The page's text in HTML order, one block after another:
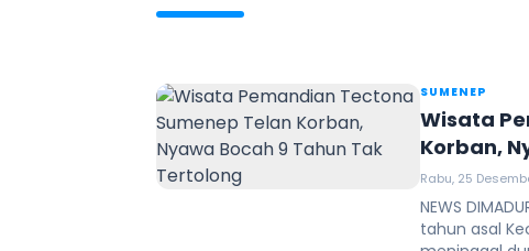
SUMENEP
Wisata
Korban,
Rabu, 25
NEWS
tahun asal